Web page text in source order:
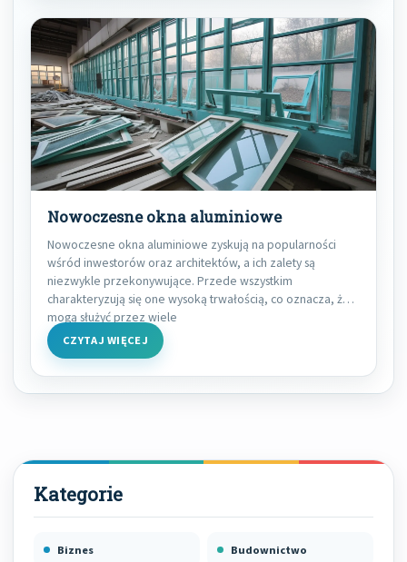
Nowoczesne okna aluminiowe
Nowoczesne okna aluminiowe zyskują na popularności
wśród inwestorów oraz architektów, a ich zalety są
niezwykle przekonywujące. Przede wszystkim
charakteryzują się one wysoką trwałością, co oznacza, że
mogą służyć przez wiele
CZYTAJ WIĘCEJ
Biznes Budownictwo